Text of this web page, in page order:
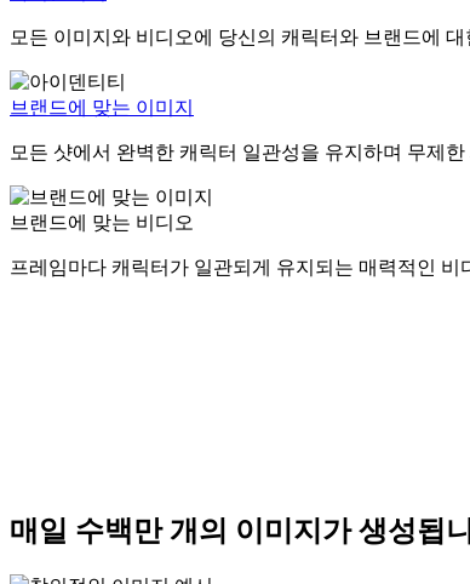
모든 이미지와 비디오에 당신의 캐릭터와 브랜드에
브랜드에 맞는 이미지
모든 샷에서 완벽한 캐릭터 일관성을 유지하며 무제
브랜드에 맞는 비디오
프레임마다 캐릭터가 일관되게 유지되는 매력적인 비
매일 수백만 개의 이미지가 생성됩